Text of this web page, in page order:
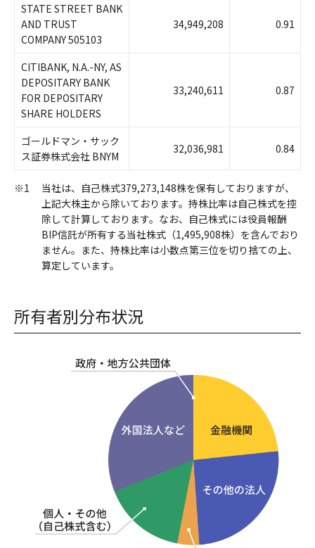
STATE STREET BANK
AND TRUST
COMPANY 505103
34,949,208 0.91
CITIBANK, N.A.-NY, AS
DEPOSITARY BANK
FOR DEPOSITARY
SHARE HOLDERS
33,240,611 0.87
ゴールドマン・サック
ス証券株式会社 BNYM
32,036,981 0.84
※1
当社は、自己株式379,273,148株を保有しておりますが、
上記大株主から除いております。持株比率は自己株式を控
除して計算しております。なお、自己株式には役員報酬
BIP信託が所有する当社株式（1,495,908株）を含んでおり
ません。また、持株比率は小数点第三位を切り捨ての上、
算定しています。
所有者別分布状況